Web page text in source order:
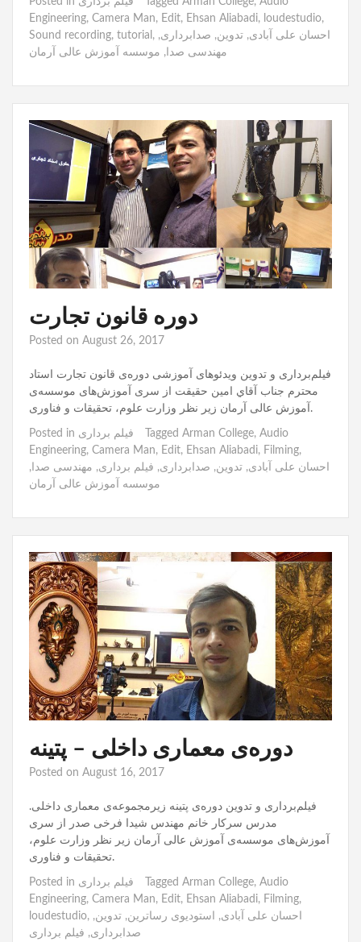
Engineering, Camera Man, Edit, Ehsan Aliabadi, loudestudio,
Sound recording, tutorial , احسان علی آبادی, تدوین, صدابرداری,
مهندسی صدا , موسسه آموزش عالی آرمان
دوره قانون تجارت
Posted on August 26, 2017
فیلم‌برداری و تدوین ویدئوهای آموزشی دوره‌ی قانون تجارت استاد
محترم جناب آقاي امين حقيقت از سری آموزش‌های موسسه‌ی
آموزش عالی آرمان زیر نظر وزارت علوم، تحقیقات و فناوری.
Posted in فیلم برداری Tagged Arman College, Audio
Engineering, Camera Man, Edit, Ehsan Aliabadi, Filming,
احسان علی آبادی, تدوین, صدابرداری, فیلم برداری, مهندسی صدا ,
موسسه آموزش عالی آرمان
دوره‌ی معماری داخلی – پتینه
Posted on August 16, 2017
فیلم‌برداری و تدوین دوره‌ی پتینه زیرمجموعه‌ی معماری داخلی.
مدرس سرکار خانم مهندس شیدا فرخی صدر از سری
آموزش‌های موسسه‌ی آموزش عالی آرمان زیر نظر وزارت علوم،
تحقیقات و فناوری.
Posted in فیلم برداری Tagged Arman College, Audio
Engineering, Camera Man, Edit, Ehsan Aliabadi, Filming,
loudestudio, احسان علی آبادی, استودیوی رساترین, تدوین,
صدابرداری, فیلم برداری